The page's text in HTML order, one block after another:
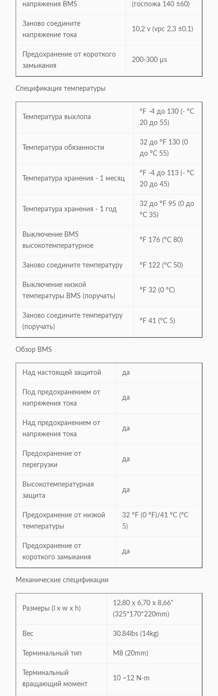
напряжения BMS (госпожа 140 ±60)
Заново соедините
напряжение тока
10,2 v (vpc 2,3 ±0.1)
Предохранение от короткого
замыкания
200-300 µs
Спецификация температуры
Температура выхлопа
ºF -4 до 130 (- ºC
20 до 55)
Температура обязанности
32 до ºF 130 (0
до ºC 55)
Температура хранения - 1 месяц
ºF -4 до 113 (- ºC
20 до 45)
Температура хранения - 1 год
32 до ºF 95 (0 до
ºC 35)
Выключение BMS
высокотемпературное
ºF 176 (ºC 80)
Заново соедините температуру ºF 122 (ºC 50)
Выключение низкой
температуры BMS (поручать)
ºF 32 (0 ºC)
Заново соедините температуру
(поручать)
ºF 41 (ºC 5)
Обзор BMS
Над настоящей защитой да
Под предохранением от
напряжения тока
да
Над предохранением от
напряжения тока
да
Предохранение от
перегрузки
да
Высокотемпературная
защита
да
Предохранение от низкой
температуры
32 ºF (0 ºF)/41 ºC (ºC
5)
Предохранение от
короткого замыкания
да
Механические спецификации
Размеры (l x w x h)
12,80 x 6,70 x 8,66"
(325*170*220mm)
Вес 30.84lbs (14kg)
Терминальный тип M8 (20mm)
Терминальный
вращающий момент
10 ~12 N-m